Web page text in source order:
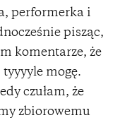
performerka i
pisząc,
komentarze, że
tyyyyle mogę.
czułam, że
zbiorowemu